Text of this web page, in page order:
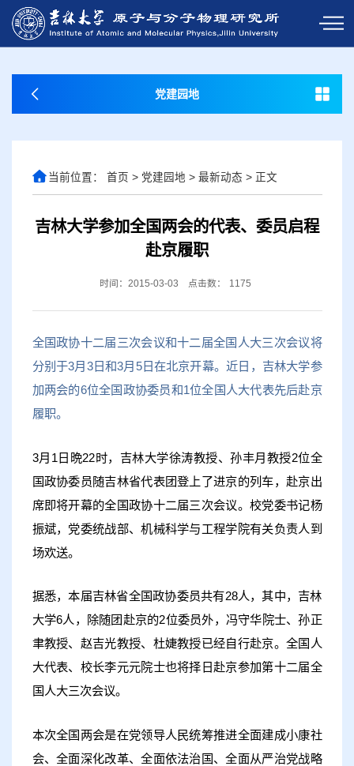
党建园地
当前位置： 首页 > 党建园地 > 最新动态 > 正文
吉林大学参加全国两会的代表、委员启程
赴京履职
时间：2015-03-03 点击数： 1175
全国政协十二届三次会议和十二届全国人大三次会议将
分别于3月3日和3月5日在北京开幕。近日，吉林大学参
加两会的6位全国政协委员和1位全国人大代表先后赴京
履职。
3月1日晩22时，吉林大学徐涛教授、孙丰月教授2位全
国政协委员随吉林省代表团登上了进京的列车，赴京出
席即将开幕的全国政协十二届三次会议。校党委书记杨
振斌，党委统战部、机械科学与工程学院有关负责人到
场欢送。
据悉，本届吉林省全国政协委员共有28人，其中，吉林
大学6人，除随团赴京的2位委员外，冯守华院士、孙正
聿教授、赵吉光教授、杜婕教授已经自行赴京。全国人
大代表、校长李元元院士也将择日赴京参加第十二届全
国人大三次会议。
本次全国两会是在党领导人民统筹推进全面建成小康社
会、全面深化改革、全面依法治国、全面从严治党战略